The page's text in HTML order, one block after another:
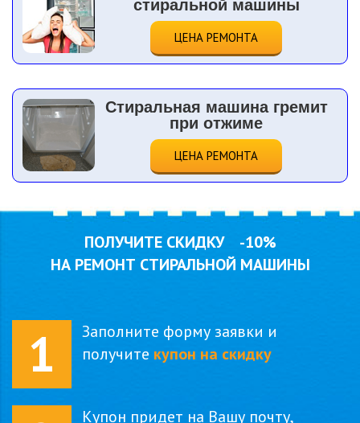
стиральной машины
ЦЕНА РЕМОНТА
Стиральная машина гремит
при отжиме
ЦЕНА РЕМОНТА
ПОЛУЧИТЕ СКИДКУ -10%
НА РЕМОНТ СТИРАЛЬНОЙ МАШИНЫ
1
Заполните форму заявки и
получите купон на скидку
Купон придет на Вашу почту,